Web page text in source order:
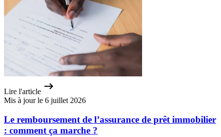
Lire l'article
Mis à jour le 6 juillet 2026
Le remboursement de l’assurance de prêt immobilier
: comment ça marche ?